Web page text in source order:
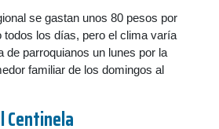
se gastan unos 80 pesos por
todos los días, pero el clima varía
de parroquianos un lunes por la
familiar de los domingos al
Centinela